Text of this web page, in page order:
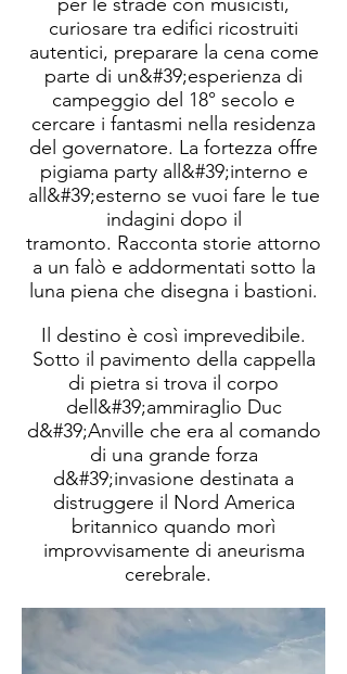
curiosare tra edifici ricostruiti
autentici, preparare la cena come
parte di un&#39;esperienza di
campeggio del 18° secolo e
cercare i fantasmi nella residenza
del governatore. La fortezza offre
pigiama party all&#39;interno e
all&#39;esterno se vuoi fare le tue
indagini dopo il
tramonto. Racconta storie attorno
a un falò e addormentati sotto la
luna piena che disegna i bastioni.
Il destino è così imprevedibile.
Sotto il pavimento della cappella
di pietra si trova il corpo
dell&#39;ammiraglio Duc
d&#39;Anville che era al comando
di una grande forza
d&#39;invasione destinata a
distruggere il Nord America
britannico quando morì
improvvisamente di aneurisma
cerebrale.